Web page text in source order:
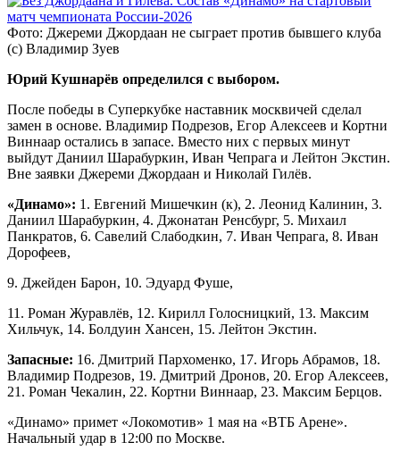
Фото: Джереми Джордаан не сыграет против бывшего клуба
(с) Владимир Зуев
Юрий Кушнарёв определился с выбором.
После победы в Суперкубке наставник москвичей сделал
замен в основе. Владимир Подрезов, Егор Алексеев и Кортни
Виннаар остались в запасе. Вместо них с первых минут
выйдут Даниил Шарабуркин, Иван Чепрага и Лейтон Экстин.
Вне заявки Джереми Джордаан и Николай Гилёв.
«Динамо»: 1. Евгений Мишечкин (к), 2. Леонид Калинин, 3.
Даниил Шарабуркин, 4. Джонатан Ренсбург, 5. Михаил
Панкратов, 6. Савелий Слабодкин, 7. Иван Чепрага, 8. Иван
Дорофеев,
9. Джейден Барон, 10. Эдуард Фуше,
11. Роман Журавлёв, 12. Кирилл Голосницкий, 13. Максим
Хильчук, 14. Болдуин Хансен, 15. Лейтон Экстин.
Запасные: 16. Дмитрий Пархоменко, 17. Игорь Абрамов, 18.
Владимир Подрезов, 19. Дмитрий Дронов, 20. Егор Алексеев,
21. Роман Чекалин, 22. Кортни Виннаар, 23. Максим Берцов.
«Динамо» примет «Локомотив» 1 мая на «ВТБ Арене».
Начальный удар в 12:00 по Москве.